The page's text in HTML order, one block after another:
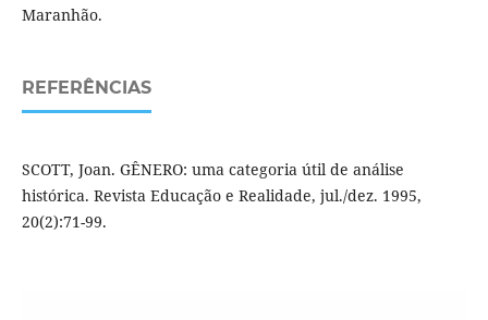
Maranhão.
REFERÊNCIAS
SCOTT, Joan. GÊNERO: uma categoria útil de análise
histórica. Revista Educação e Realidade, jul./dez. 1995,
20(2):71-99.